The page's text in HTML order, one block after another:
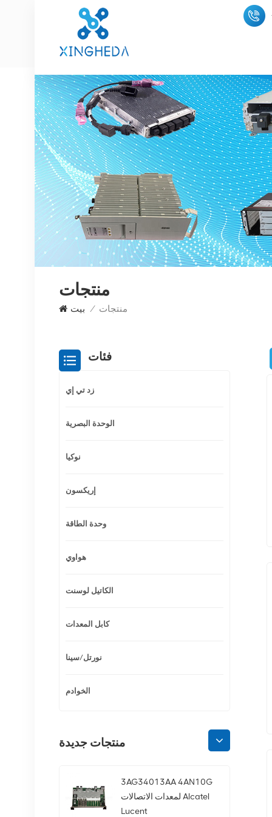
منتجات
بيت / منتجات
فئات
زد تي إي
الوحدة البصرية
نوكيا
إريكسون
وحدة الطاقة
هواوي
الكاتيل لوسنت
كابل المعدات
نورتل/سينا
الخوادم
منتجات جديدة
3AG34013AA 4AN10G
لمعدات الاتصالات Alcatel
Lucent